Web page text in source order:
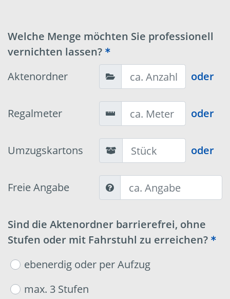
Welche Menge möchten Sie professionell
vernichten lassen?
Aktenordner
oder
Regalmeter oder
Umzugskartons oder
Freie Angabe
Sind die Aktenordner barrierefrei, ohne
Stufen oder mit Fahrstuhl zu erreichen?
ebenerdig oder per Aufzug
max. 3 Stufen